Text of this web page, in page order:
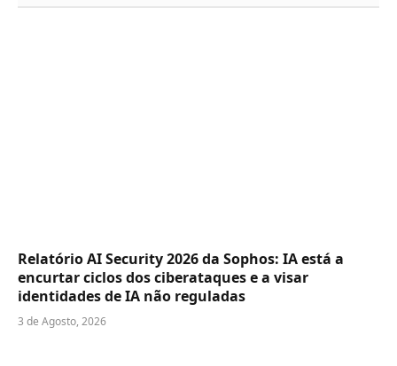
Relatório AI Security 2026 da Sophos: IA está a
encurtar ciclos dos ciberataques e a visar
identidades de IA não reguladas
3 de Agosto, 2026